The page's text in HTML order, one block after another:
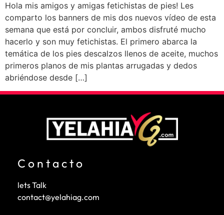
Hola mis amigos y amigas fetichistas de pies! Les
comparto los banners de mis dos nuevos vídeo de esta
semana que está por concluir, ambos disfruté mucho
hacerlo y son muy fetichistas. El primero abarca la
temática de los pies descalzos llenos de aceite, muchos
primeros planos de mis plantas arrugadas y dedos
abriéndose desde […]
Contacto
lets Talk
contact@yelahiag.com